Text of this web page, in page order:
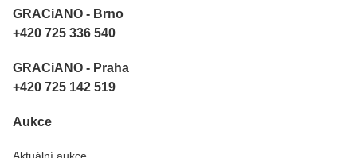
GRACiANO - Brno
+420 725 336 540
GRACiANO - Praha
+420 725 142 519
Aukce